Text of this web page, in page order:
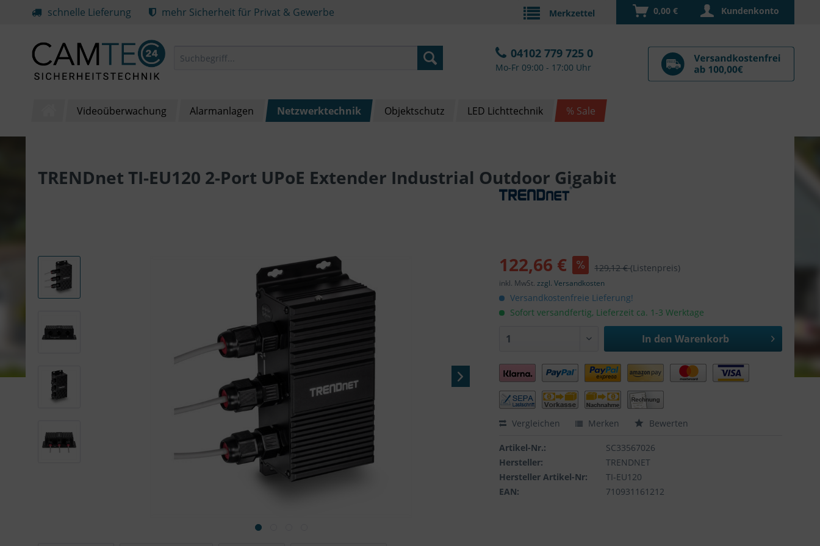
schnelle Lieferung mehr Sicherheit für Privat & Gewerbe Kundenkonto
0,00 €
04102 779 725 0
Mo-Fr 09:00 - 17:00 Uhr
Videoüberwachung Alarmanlagen Netzwerktechnik Objektschutz LED Lichttechnik % Sale
TRENDnet TI-EU120 2-Port UPoE Extender Industrial Outdoor Gigabit
122,66 € 129,12 €(Listenpreis)
inkl. MwSt.zzgl. Versandkosten
Versandkostenfreie Lieferung!
Sofort versandfertig, Lieferzeit ca. 1-3 Werktage
In den Warenkorb
Vergleichen Merken Bewerten
Artikel-Nr.:
SC33567026
Hersteller:
TRENDNET
Hersteller Artikel-Nr:
TI-EU120
EAN:
710931161212